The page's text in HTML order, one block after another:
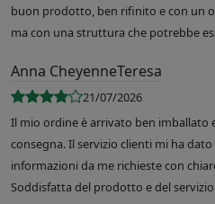
buon prodotto, ben rifinito e con un
ma con una struttura che potrebbe
Anna CheyenneTeresa
21/07/2026
Il mio ordine è arrivato ben imballato
consegna. Il servizio clienti mi ha
informazioni da me richieste con
Soddisfatta del prodotto e del